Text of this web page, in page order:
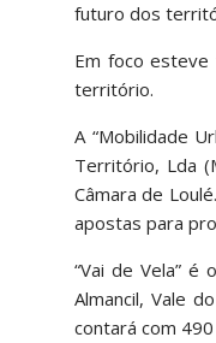
futuro dos
Em foco esteve
território.
A “Mobilidade
Território, Lda
Câmara de
apostas para
“Vai de Vela” é
Almancil, Vale
contará com